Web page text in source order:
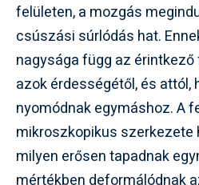
felületen, a mozgás
csúszási súrlódás hat.
nagysága függ az
azok érdességétől, és attól,
nyomódnak egymáshoz. A
mikroszkopikus szerkezete
milyen erősen tapadnak
mértékben deformálódnak